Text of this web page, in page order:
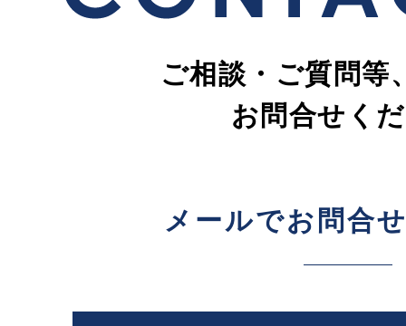
ご相談・ご質問等
お問合せく
メールでお問合